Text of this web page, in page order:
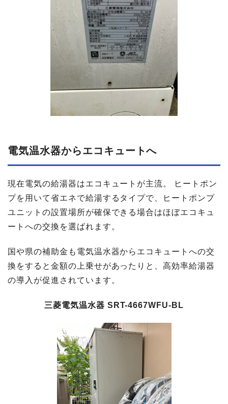
電気温水器から​エコキュートへ
現在電気の給湯器はエコキュートが主流。 ヒートポン
プを用いて省エネで給湯するタイプで、ヒートポンプ
ユニットの設置場所が確保できる場合はほぼエコキュ
ートへの交換を選ばれます。
国や県の補助金も電気温水器からエコキュートへの交
換をすると金額の上乗せがあったりと、高効率給湯器
の導入が促進されています。
三菱電気温水器 SRT-4667WFU-BL